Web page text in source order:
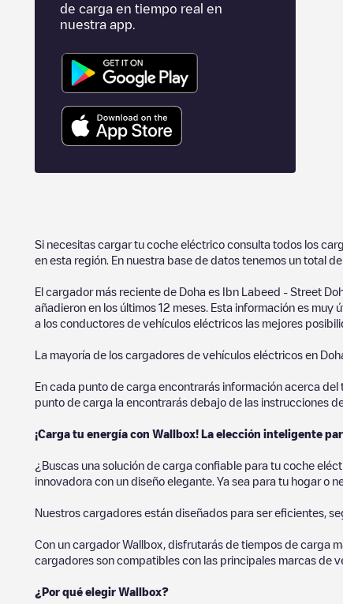
de carga en tiempo real en
nuestra app.
Si necesitas cargar tu coche eléctrico consulta todos los
en esta región. En nuestra base de datos tenemos un total de
El cargador más reciente de Doha es Ibn Labeed - Street
añadieron en los últimos 12 meses. Esta información es
a los conductores de vehículos eléctricos las mejores
La mayoría de los cargadores de vehículos eléctricos en
En cada punto de carga encontrarás información acerca
punto de carga la encontrarás debajo de las instrucciones
¡Carga tu energía con Wallbox! La elección inteligente
¿Buscas una solución de carga confiable para tu coche
innovadora con un diseño elegante. Ya sea para tu hogar o
Nuestros cargadores están diseñados para ser eficientes,
Con un cargador Wallbox, disfrutarás de tiempos de carga
cargadores son compatibles con las principales marcas de
¿Por qué elegir Wallbox?